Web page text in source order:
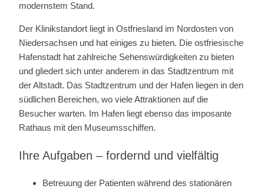
modernstem Stand.
Der Klinikstandort liegt in Ostfriesland im Nordosten von
Niedersachsen und hat einiges zu bieten. Die ostfriesische
Hafenstadt hat zahlreiche Sehenswürdigkeiten zu bieten
und gliedert sich unter anderem in das Stadtzentrum mit
der Altstadt. Das Stadtzentrum und der Hafen liegen in den
südlichen Bereichen, wo viele Attraktionen auf die
Besucher warten. Im Hafen liegt ebenso das imposante
Rathaus mit den Museumsschiffen.
Ihre Aufgaben – fordernd und vielfältig
Betreuung der Patienten während des stationären